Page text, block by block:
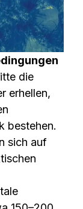
die
erhellen,
bestehen.
sich auf